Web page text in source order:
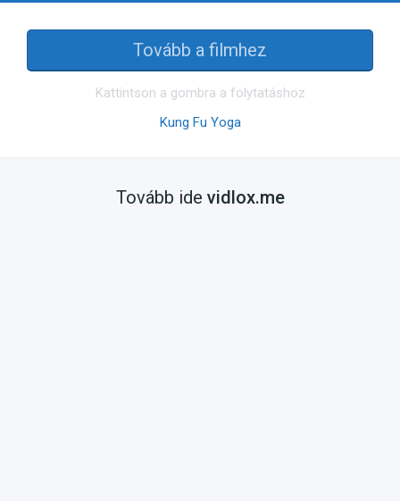
Tovább a filmhez
Kattintson a gombra a folytatáshoz
Kung Fu Yoga
Tovább ide vidlox.me